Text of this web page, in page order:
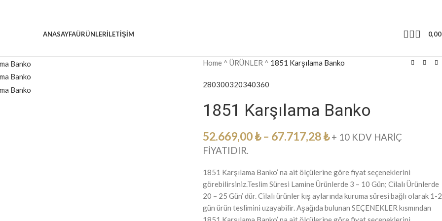
ANASAYFAÜRÜNLERILETİŞİM
Home^ ÜRÜNLER ^ 1851 Karşılama Banko
280300320340360
1851 Karşılama Banko
52.669,00₺ – 67.717,28₺ + 10 KDV HARİÇ
FİYATIDIR.
1851 Karşılama Banko’ na ait ölçülerine göre fiyat seçeneklerini
görebilirsiniz.Teslim Süresi Lamine Ürünlerde 3 – 10 Gün; Cilalı Ürünlerde
20 – 25 Gün’ dür. Cilalı ürünler kış aylarında kuruma süresi bağlı olarak 1-2
gün ürün teslimini uzayabilir. Aşağıda bulunan SEÇENEKLER kısmından